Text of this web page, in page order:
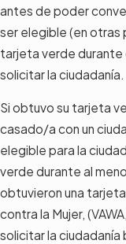
antes de poder
ser elegible (en otras
tarjeta verde durante
solicitar la ciudadanía.
Si obtuvo su tarjeta
casado/a con un
elegible para la
verde durante al
obtuvieron una
contra la Mujer,
solicitar la ciudadanía